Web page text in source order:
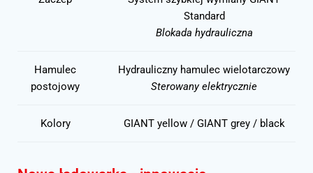
Standard
Blokada hydrauliczna
Hamulec
postojowy
Hydrauliczny hamulec wielotarczowy
Sterowany elektrycznie
Kolory GIANT yellow / GIANT grey / black